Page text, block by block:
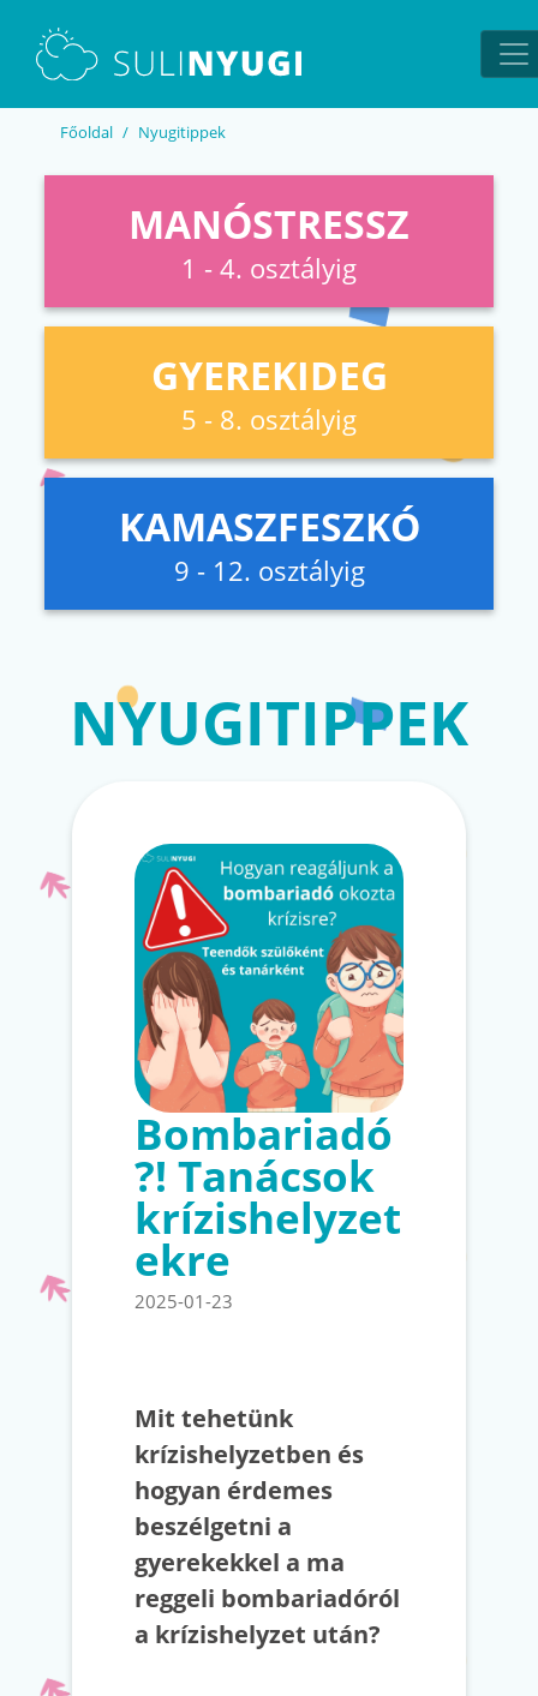
Főoldal Nyugitippek
MANÓSTRESSZ
1 - 4. osztályig
GYEREKIDEG
5 - 8. osztályig
KAMASZFESZKÓ
9 - 12. osztályig
NYUGITIPPEK
Bombariadó
?! Tanácsok
krízishelyzet
ekre
2025-01-23
Mit tehetünk
krízishelyzetben és
hogyan érdemes
beszélgetni a
gyerekekkel a ma
reggeli bombariadóról
a krízishelyzet után?